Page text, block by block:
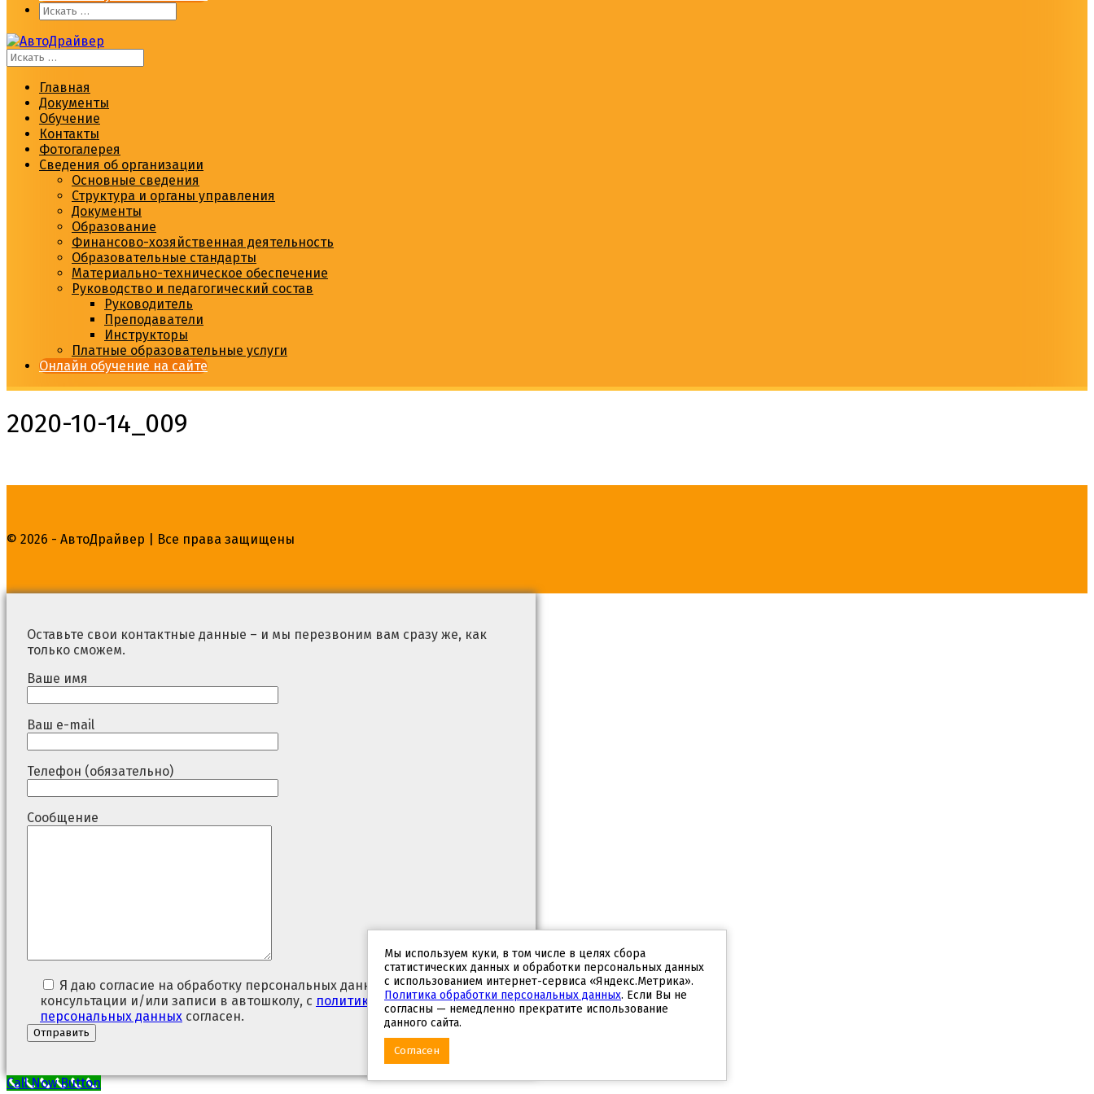
Главная
Документы
Обучение
Контакты
Фотогалерея
Сведения об организации
Основные сведения
Структура и органы управления
Документы
Образование
Финансово-хозяйственная деятельность
Образовательные стандарты
Материально-техническое обеспечение
Руководство и педагогический состав
Руководитель
Преподаватели
Инструкторы
Платные образовательные услуги
Онлайн обучение на сайте
2020-10-14_009
© 2026 - АвтоДрайвер | Все права защищены
Мы используем куки, в том числе в целях сбора
статистических данных и обработки персональных данных
с использованием интернет-сервиса «Яндекс.Метрика».
Политика обработки персональных данных. Если Вы не
согласны — немедленно прекратите использование
данного сайта.
Согласен
Оставьте свои контактные данные – и мы перезвоним вам сразу же, как
только сможем.
Ваше имя
Ваш e-mail
Телефон (обязательно)
Сообщение
Я даю согласие на обработку персональных данных, с целью
консультации и/или записи в автошколу, с политикой обработки
персональных данных согласен.
Call Now Button